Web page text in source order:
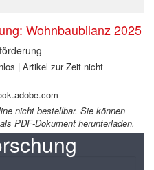
Wohnbaubilanz 2025
| Artikel zur Zeit nicht
nicht bestellbar. Sie können
PDF-Dokument herunterladen.